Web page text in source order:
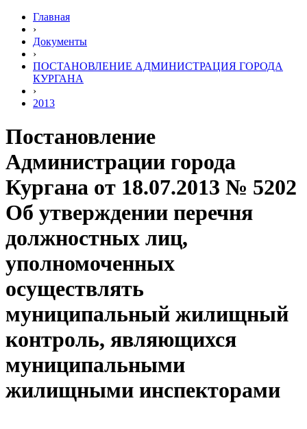
Главная
›
Документы
›
ПОСТАНОВЛЕНИЕ АДМИНИСТРАЦИЯ ГОРОДА
КУРГАНА
›
2013
Постановление
Администрации города
Кургана от 18.07.2013 № 5202
Об утверждении перечня
должностных лиц,
уполномоченных
осуществлять
муниципальный жилищный
контроль, являющихся
муниципальными
жилищными инспекторами